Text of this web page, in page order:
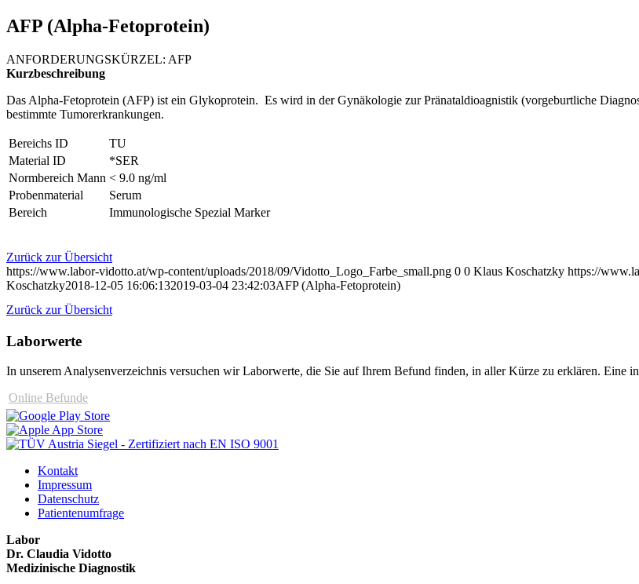
AFP (Alpha-Fetoprotein)
ANFORDERUNGSKÜRZEL: AFP
Kurzbeschreibung
Das Alpha-Fetoprotein (AFP) ist ein Glykoprotein. Es wird in der Gynäkologie zur Pränataldioagnistik (vorgeburtliche
bestimmte Tumorerkrankungen.
Bereichs ID
TU
Material ID
*SER
Normbereich Mann < 9.0 ng/ml
Probenmaterial
Serum
Bereich
Immunologische Spezial Marker
Zurück zur Übersicht
https://www.labor-vidotto.at/wp-content/uploads/2018/09/Vidotto_Logo_Farbe_small.png 0 0 Klaus Koschatzky https://
Koschatzky2018-12-05 16:06:132019-03-04 23:42:03AFP (Alpha-Fetoprotein)
Zurück zur Übersicht
Laborwerte
In unserem Analysen­verzeichnis versuchen wir Laborwerte, die Sie auf Ihrem Befund finden, in aller Kürze zu erklären. Eine
Online Befunde
Kontakt
Impressum
Datenschutz
Patientenumfrage
Labor
Dr. Claudia Vidotto
Medizinische Diagnostik